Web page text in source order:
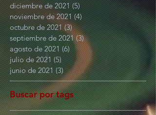
diciembre de 2021 (5) 5 entradas
noviembre de 2021 (4)4 entradas
octubre de 2021 (3)3 entradas
septiembre de 2021 (3)3 entradas
agosto de 2021 (6) 6 entradas
julio de 2021 (5)5 entradas
junio de 2021 (3)3 entradas
Buscar por tags